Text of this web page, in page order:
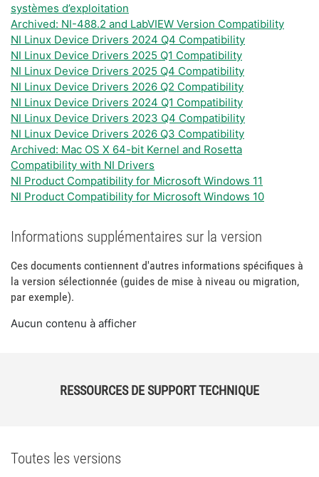
systèmes d’exploitation
Archived: NI-488.2 and LabVIEW Version Compatibility
NI Linux Device Drivers 2024 Q4 Compatibility
NI Linux Device Drivers 2025 Q1 Compatibility
NI Linux Device Drivers 2025 Q4 Compatibility
NI Linux Device Drivers 2026 Q2 Compatibility
NI Linux Device Drivers 2024 Q1 Compatibility
NI Linux Device Drivers 2023 Q4 Compatibility
NI Linux Device Drivers 2026 Q3 Compatibility
Archived: Mac OS X 64-bit Kernel and Rosetta
Compatibility with NI Drivers
NI Product Compatibility for Microsoft Windows 11
NI Product Compatibility for Microsoft Windows 10
Informations supplémentaires sur la version
Ces documents contiennent d'autres informations spécifiques à
la version sélectionnée (guides de mise à niveau ou migration,
par exemple).
Aucun contenu à afficher
RESSOURCES DE SUPPORT TECHNIQUE
Toutes les versions